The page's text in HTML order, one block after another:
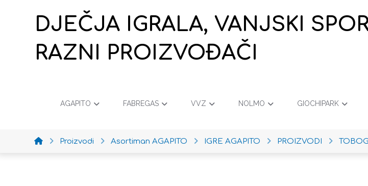
DJEČJA IGRALA, VANJSKI
RAZNI PROIZVOĐAČI
AGAPITO FABREGAS VVZ NOLMO GIOCHIPARK
Proizvodi Asortiman AGAPITO IGRE AGAPITO PROIZVODI